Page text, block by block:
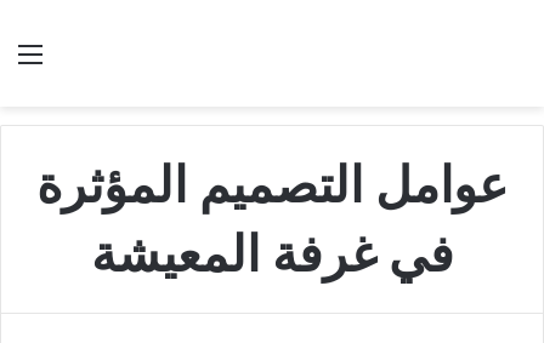
عوامل التصميم المؤثرة
في غرفة المعيشة